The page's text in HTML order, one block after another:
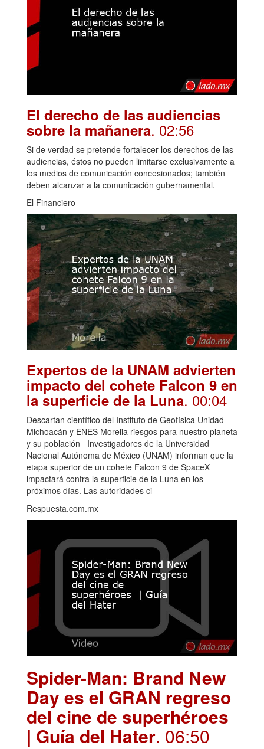
El derecho de las audiencias
sobre la mañanera. 02:56
Si de verdad se pretende fortalecer los derechos de las
audiencias, éstos no pueden limitarse exclusivamente a
los medios de comunicación concesionados; también
deben alcanzar a la comunicación gubernamental.
El Financiero
Expertos de la UNAM advierten
impacto del cohete Falcon 9 en
la superficie de la Luna. 00:04
Descartan científico del Instituto de Geofísica Unidad
Michoacán y ENES Morelia riesgos para nuestro planeta
y su población Investigadores de la Universidad
Nacional Autónoma de México (UNAM) informan que la
etapa superior de un cohete Falcon 9 de SpaceX
impactará contra la superficie de la Luna en los
próximos días. Las autoridades ci
Respuesta.com.mx
Spider-Man: Brand New
Day es el GRAN regreso
del cine de superhéroes
| Guía del Hater. 06:50